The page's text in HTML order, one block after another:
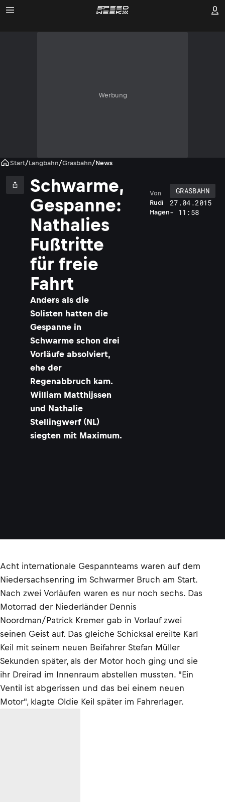
Werbung
Start/Langbahn/Grasbahn/News
Schwarme,
Gespanne:
Nathalies
Fußtritte
für freie
Fahrt
Anders als die
Solisten hatten die
Gespanne in
Schwarme schon drei
Vorläufe absolviert,
ehe der
Regenabbruch kam.
William Matthijssen
und Nathalie
Stellingwerf (NL)
siegten mit Maximum.
Rudi
Hagen
Von
GRASBAHN
27.04.2015
- 11:58
Acht internationale Gespannteams waren auf dem
Niedersachsenring im Schwarmer Bruch am Start.
Nach zwei Vorläufen waren es nur noch sechs. Das
Motorrad der Niederländer Dennis
Noordman/Patrick Kremer gab in Vorlauf zwei
seinen Geist auf. Das gleiche Schicksal ereilte Karl
Keil mit seinem neuen Beifahrer Stefan Müller
Sekunden später, als der Motor hoch ging und sie
ihr Dreirad im Innenraum abstellen mussten. "Ein
Ventil ist abgerissen und das bei einem neuen
Motor", klagte Oldie Keil später im Fahrerlager.